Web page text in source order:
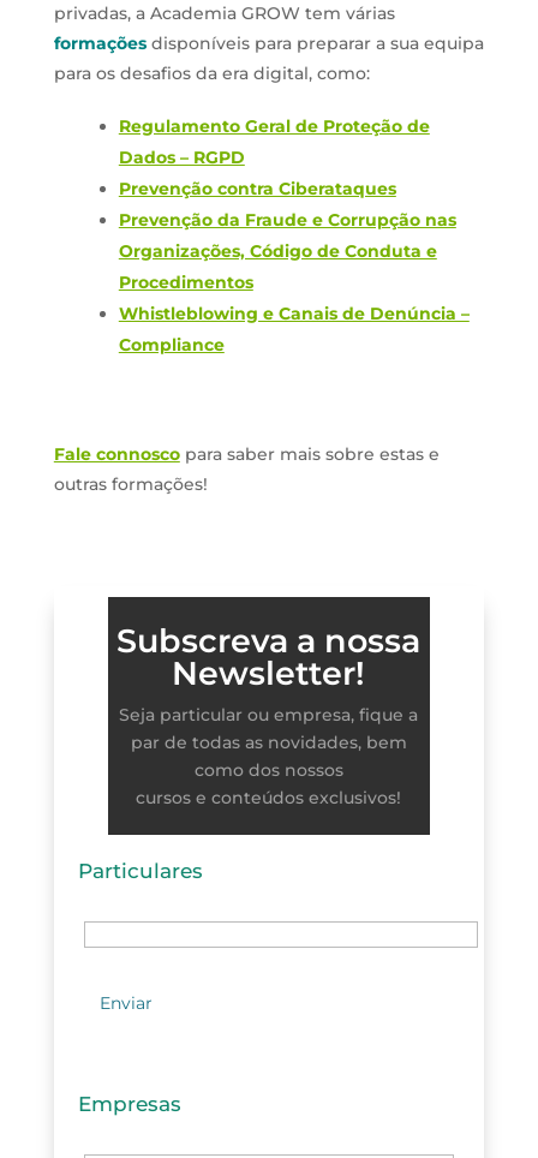
privadas, a Academia GROW tem várias
formações disponíveis para preparar a sua equipa
para os desafios da era digital, como:
Regulamento Geral de Proteção de
Dados – RGPD
Prevenção contra Ciberataques
Prevenção da Fraude e Corrupção nas
Organizações, Código de Conduta e
Procedimentos
Whistleblowing e Canais de Denúncia –
Compliance
Fale connoscopara saber mais sobre estas e
outras formações!
Subscreva a nossa
Newsletter!
Seja particular ou empresa, fique a
par de todas as novidades, bem
como dos nossos
cursos e conteúdos exclusivos!
Particulares
Empresas